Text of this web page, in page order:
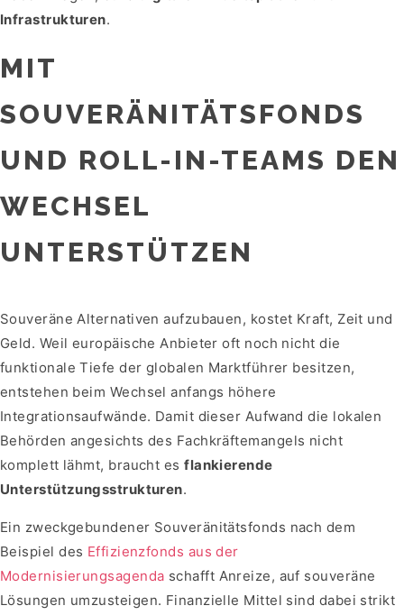
Infrastrukturen.
MIT
SOUVERÄNITÄTSFONDS
UND ROLL-IN-TEAMS DEN
WECHSEL
UNTERSTÜTZEN
Souveräne Alternativen aufzubauen, kostet Kraft, Zeit und
Geld. Weil europäische Anbieter oft noch nicht die
funktionale Tiefe der globalen Marktführer besitzen,
entstehen beim Wechsel anfangs höhere
Integrationsaufwände. Damit dieser Aufwand die lokalen
Behörden angesichts des Fachkräftemangels nicht
komplett lähmt, braucht esflankierende
Unterstützungsstrukturen.
Ein zweckgebundener Souveränitätsfonds nach dem
Beispiel des Effizienzfonds aus der
Modernisierungsagenda schafft Anreize, auf souveräne
Lösungen umzusteigen. Finanzielle Mittel sind dabei strikt